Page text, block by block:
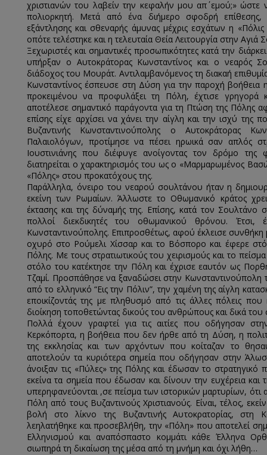
χριστιανών του λαβείν την κεφαλήν μου απ΄ εμού;» ώστε
πολιορκητή. Μετά από ένα διήμερο σφοδρή επίθεσης,
εξάντλησης και σθεναρής άμυνας μέχρις εσχάτων η
οπότε τελέστηκε και η τελευταία Θεία Λειτουργία στην Αγιά
Ξεχωριστές και σημαντικές προσωπικότητες κατά την
υπήρξαν ο Αυτοκράτορας Κωνσταντίνος και ο νεαρός
διάδοχος του Μουράτ. Αντιλαμβανόμενος τη διακαή
Κωνσταντίνος έσπευσε στη Δύση για την παροχή
προκειμένου να προφυλάξει τη Πόλη, έχτισε γρηγορά
αποτέλεσε σημαντικό παράγοντα για τη Πτώση της Πόλης
επίσης είχε αρχίσει να χάνει την αίγλη και την ισχύ της
Βυζαντινής Κωνσταντινούπολης ο Αυτοκράτορας
Παλαιολόγων, προτίμησε να πέσει ηρωικά σαν απλός
Ιουστινιάνης που διέφυγε ανοίγοντας τον δρόμο της
διατηρείται ο χαρακτηρισμός του ως ο «Μαρμαρωμένος
«Πόλης» στου προκατόχους της.
Παράλληλα, όνειρο του νεαρού σουλτάνου ήταν η
εκείνη των Ρωμαίων. Άλλωστε το Οθωμανικό κράτος
έκτασης και της δύναμής της. Επίσης, κατά τον Σουλτάνο
πολλοί διεκδικητές του οθωμανικού θρόνου.
Κωνσταντινούπολης. Επιπροσθέτως, αφού έκλεισε συνθήκη
οχυρό στο Ρούμελι Χίσσαρ και το Βόσπορο και έφερε
Πόλης. Με τους στρατιωτικούς του χειρισμούς και το
στόλο του κατέκτησε την Πόλη και έχρισε εαυτόν ως
Τζαμί. Προσπάθησε να ξαναδώσει στην Κωνσταντινούπολη
από το ελληνικό “Εις την Πόλιν”, την χαμένη της αίγλη
εποικίζοντάς της με πληθυσμό από τις άλλες πόλεις
διοίκηση τοποθετώντας δικούς του ανθρώπους και δικά του
Πολλά έχουν γραφτεί για τις αιτίες που οδήγησαν
Κερκόπορτα, η βοήθεια που δεν ήρθε από τη Δύση, η
της εκκλησίας και των αρχόντων που κοίταζαν το
αποτελούν τα κυριότερα σημεία που οδήγησαν στην
άνοιξαν τις «Πύλες» της Πόλης και έδωσαν το
εκείνα τα σημεία που έδωσαν και δίνουν την ευχέρεια
υπερηφανεύονται ,σε πείσμα των ιστορικών μαρτυρίων,
Πόλη από τους Βυζαντινούς Χριστιανούς. Είναι, τέλος,
βολή στο λίκνο της Βυζαντινής Αυτοκρατορίας, στη
λεηλατήθηκε και προσεβλήθη, την «Πόλη» που αποτελεί
Ελληνισμού και αναπόσπαστο κομμάτι κάθε Έλληνα
σιωπηρά τη δικαίωση της μέσα από τη μνήμη και όχι λήθη…